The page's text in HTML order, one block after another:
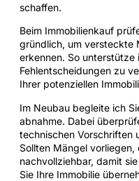
schaffen.
Beim Immobilienkauf
gründlich, um versteckte
erkennen. So unterstütze
Fehlentscheidungen zu
Ihrer potenziellen
Im Neubau begleite ich
abnahme. Dabei
technischen Vorschriften
Sollten Mängel
nachvollziehbar, damit
Sie Ihre Immobilie